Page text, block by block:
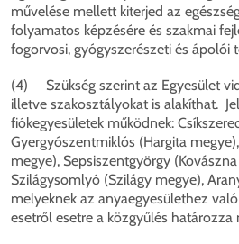
művelése mellett kiterjed az
folyamatos képzésére és szakmai
fogorvosi, gyógyszerészeti és ápolói
(4) Szükség szerint az Egyesület
illetve szakosztályokat is alakíthat.
fiókegyesületek működnek:
Gyergyószentmiklós (Hargita
megye), Sepsiszentgyörgy
Szilágysomlyó (Szilágy megye),
melyeknek az anyaegyesülethez
esetről esetre a közgyűlés határozza